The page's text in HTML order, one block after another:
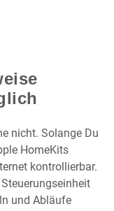
nicht. Solange Du
HomeKits
kontrollierbar.
und Abläufe